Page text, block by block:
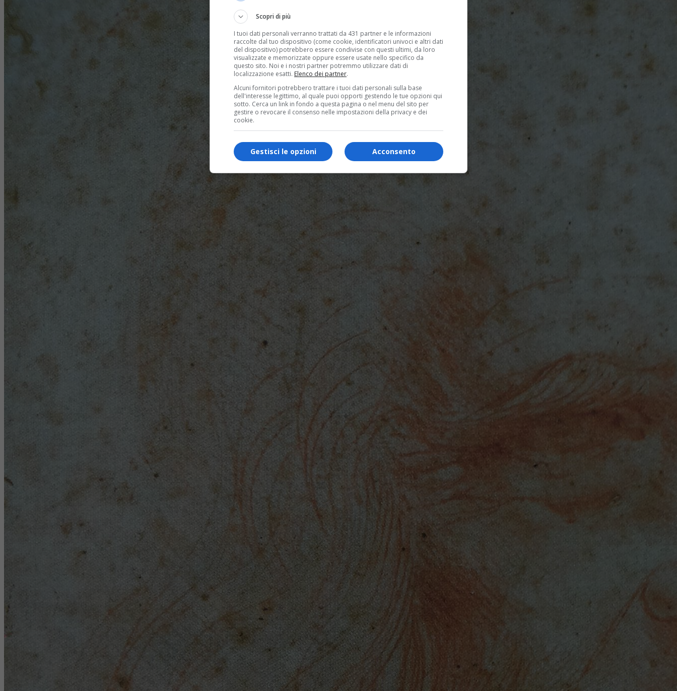
Scopri di più
I tuoi dati personali verranno trattati da 431 partner e le informazioni
raccolte dal tuo dispositivo (come cookie, identificatori univoci e altri dati
del dispositivo) potrebbero essere condivise con questi ultimi, da loro
visualizzate e memorizzate oppure essere usate nello specifico da
questo sito. Noi e i nostri partner potremmo utilizzare dati di
localizzazione esatti. Elenco dei partner.
Alcuni fornitori potrebbero trattare i tuoi dati personali sulla base
dell'interesse legittimo, al quale puoi opporti gestendo le tue opzioni qui
sotto. Cerca un link in fondo a questa pagina o nel menu del sito per
gestire o revocare il consenso nelle impostazioni della privacy e dei
cookie.
Acconsento
Gestisci le opzioni